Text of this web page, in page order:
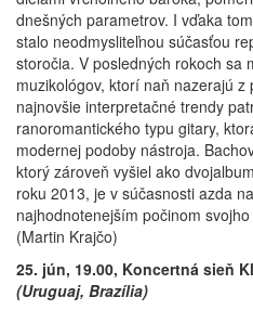
dnešných parametrov. I vďaka
stalo neodmysliteľnou súčasťou
storočia. V posledných rokoch sa
muzikológov, ktorí naň nazerajú
najnovšie interpretačné trendy
ranoromantického typu gitary,
modernej podoby nástroja.
ktorý zároveň vyšiel ako
roku 2013, je v súčasnosti azda
najhodnotenejším počinom
(Martin Krajčo)
25. jún, 19.00, Koncertná sieň
(Uruguaj, Brazília)